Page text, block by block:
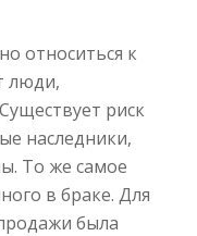
относиться к
люди,
риск
наследники,
То же самое
в браке. Для
была